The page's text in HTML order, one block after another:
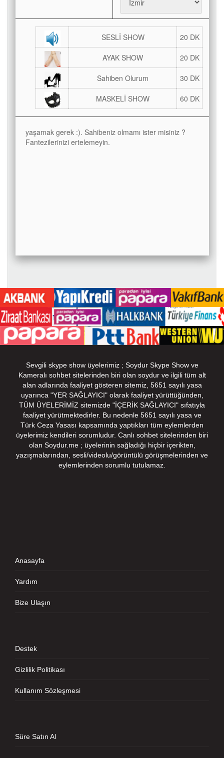
SESLİ SHOW 20 DK
AYAK SHOW 20 DK
Sahiben Olurum 30 DK
MASKELİ SHOW 60 DK
yaşamak gerek :). Sahibeniz olmamı ister misiniz ?
Fantezilerinizi ertelemeyin.
Sevgili skype show üyelerimiz ; Soydur Skype Show ve
Kameralı sohbet sitelerinden biri olan soydur ve ilgili tüm alt
alan adlarında faaliyet gösteren sitemiz, 5651 sayılı yasa
uyarınca "YER SAĞLAYICI" olarak faaliyet yürüttüğünden,
TÜM ÜYELERİMİZ sitemizde "İÇERİK SAĞLAYICI" sıfatıyla
faaliyet yürütmektedirler. Bu nedenle 5651 sayılı yasa ve
Türk Ceza Yasası kapsamında yaptıkları tüm eylemlerden
üyelerimiz kendileri sorumludur. Canlı sohbet sitelerinden biri
olan Soydur.me ; üyelerinin sağladığı hiçbir içerikten,
yazışmalarından, sesli/videolu/görüntülü görüşmelerinden ve
eylemlerinden sorumlu tutulamaz.
Anasayfa
Yardım
Bize Ulaşın
Destek
Gizlilik Politikası
Kullanım Sözleşmesi
Süre Satın Al